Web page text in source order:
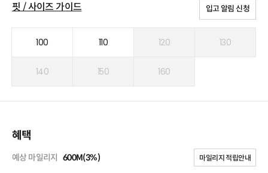
핏 / 사이즈 가이드 입고 알림 신청
100 110 120 130
140 150 160
혜택
예상 마일리지 600M(3%) 마일리지 적립안내